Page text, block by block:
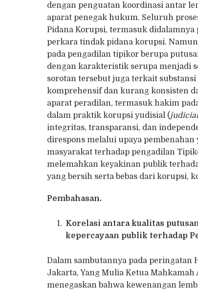
dengan penguatan koordinasi antar
aparat penegak hukum. Seluruh
Pidana Korupsi, termasuk
perkara tindak pidana korupsi.
pada pengadilan tipikor berupa
dengan karakteristik serupa menjadi
sorotan tersebut juga terkait
komprehensif dan kurang konsisten
aparat peradilan, termasuk hakim
dalam praktik korupsi yudisial (
integritas, transparansi, dan
direspons melalui upaya
masyarakat terhadap pengadilan
melemahkan keyakinan publik
yang bersih serta bebas dari korupsi,
Pembahasan.
Korelasi antara kualitas
kepercayaan publik terhadap
Dalam sambutannya pada
Jakarta, Yang Mulia Ketua Mahkamah
menegaskan bahwa kewenangan